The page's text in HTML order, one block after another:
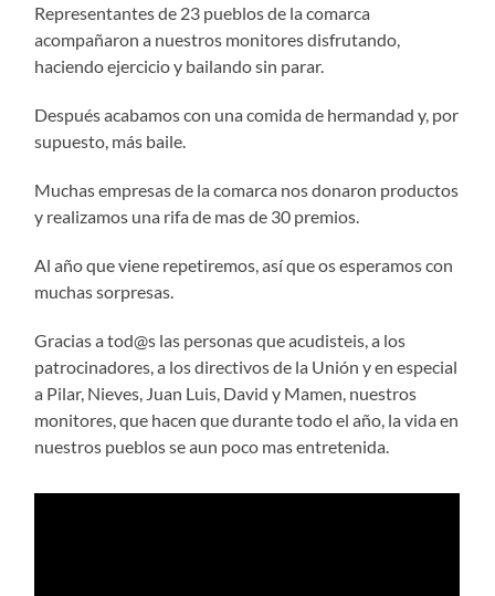
Representantes de 23 pueblos de la comarca
acompañaron a nuestros monitores disfrutando,
haciendo ejercicio y bailando sin parar.
Después acabamos con una comida de hermandad y, por
supuesto, más baile.
Muchas empresas de la comarca nos donaron productos
y realizamos una rifa de mas de 30 premios.
Al año que viene repetiremos, así que os esperamos con
muchas sorpresas.
Gracias a tod@s las personas que acudisteis, a los
patrocinadores, a los directivos de la Unión y en especial
a Pilar, Nieves, Juan Luis, David y Mamen, nuestros
monitores, que hacen que durante todo el año, la vida en
nuestros pueblos se aun poco mas entretenida.